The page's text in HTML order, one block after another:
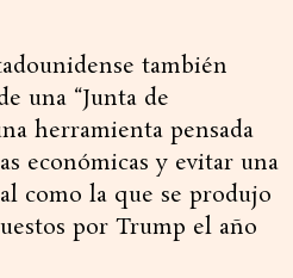
también
una “Junta de
herramienta pensada
económicas y evitar una
como la que se produjo
por Trump el año